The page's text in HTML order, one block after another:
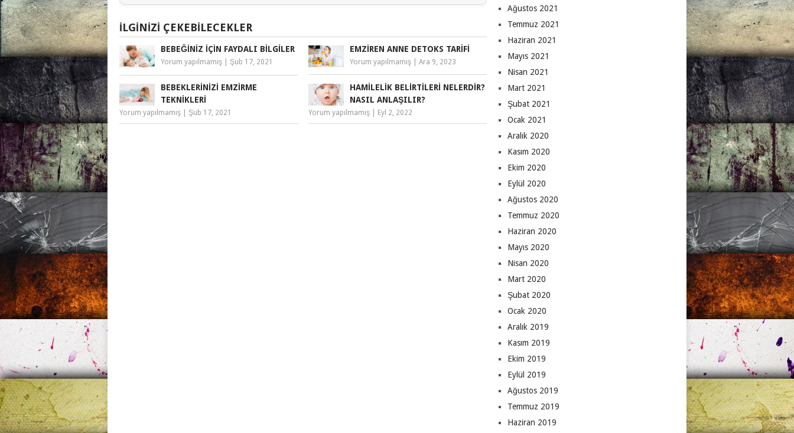
İLGINIZI ÇEKEBILECEKLER
BEBEĞINIZ İÇIN FAYDALI BILGILER
Yorum yapılmamış Şub 17, 2021
EMZIREN ANNE DETOKS TARIFI
Yorum yapılmamış |Ara 9, 2023
BEBEKLERINIZI EMZIRME
TEKNIKLERI
Yorum yapılmamış Şub 17, 2021
HAMILELIK BELIRTILERI NELERDIR?
NASIL ANLAŞILIR?
Yorum yapılmamış Eyl 2, 2022
Ağustos 2021
Temmuz 2021
Haziran 2021
Mayıs 2021
Nisan 2021
Mart 2021
Şubat 2021
Ocak 2021
Aralık 2020
Kasım 2020
Ekim 2020
Eylül 2020
Ağustos 2020
Temmuz 2020
Haziran 2020
Mayıs 2020
Nisan 2020
Mart 2020
Şubat 2020
Ocak 2020
Aralık 2019
Kasım 2019
Ekim 2019
Eylül 2019
Ağustos 2019
Temmuz 2019
Haziran 2019